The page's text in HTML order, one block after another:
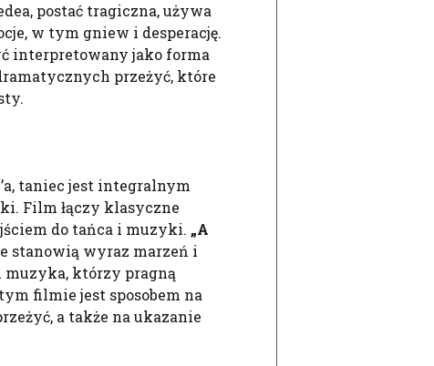
postać tragiczna, używa
w tym gniew i desperację.
interpretowany jako forma
przeżyć, które
taniec jest integralnym
Film łączy klasyczne
do tańca i muzyki. „A
stanowią wyraz marzeń i
którzy pragną
filmie jest sposobem na
a także na ukazanie